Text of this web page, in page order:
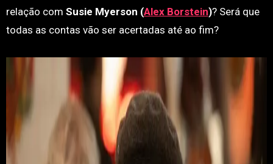
relação com Susie Myerson (Alex Borstein)? Será que
todas as contas vão ser acertadas até ao fim?